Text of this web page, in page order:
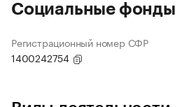
Социальные фонды
Регистрационный номер СФР
1400242754